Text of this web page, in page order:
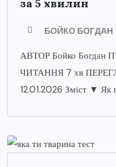
за 5 хвилин
БОЙКО БОГДАН
АВТОР Бойко Богдан
ЧИТАННЯ 7 хв
12.01.2026 Зміст ▼ Як